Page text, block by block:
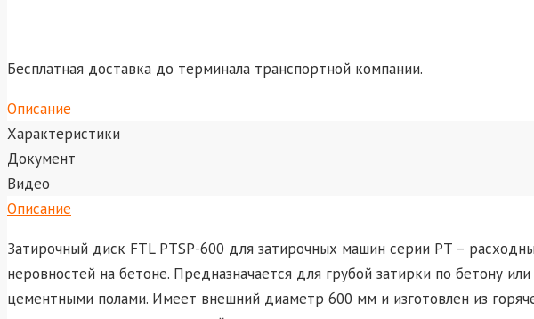
Бесплатная доставка до терминала транспортной компании.
Описание
Характеристики
Документ
Видео
Описание
Затирочный диск FTL PTSP-600 для затирочных машин серии PT –
неровностей на бетоне. Предназначается для грубой затирки по бетону
цементными полами. Имеет внешний диаметр 600 мм и изготовлен из